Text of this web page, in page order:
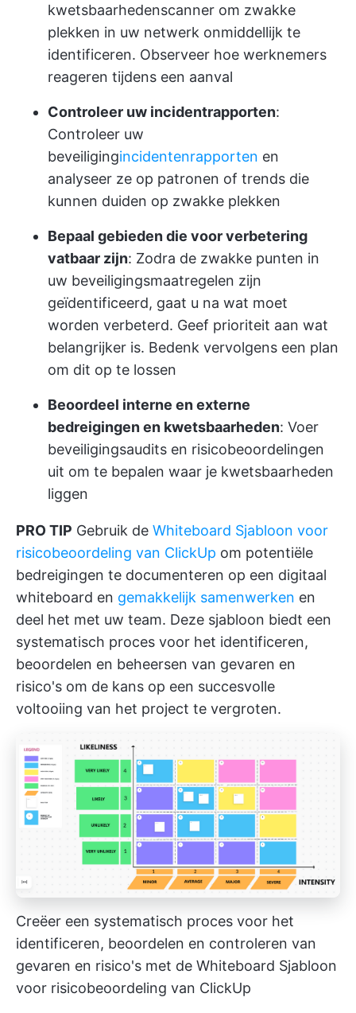
kwetsbaarhedenscanner om zwakke
plekken in uw netwerk onmiddellijk te
identificeren. Observeer hoe werknemers
reageren tijdens een aanval
Controleer uw incidentrapporten:
Controleer uw
beveiligingincidentenrapporten en
analyseer ze op patronen of trends die
kunnen duiden op zwakke plekken
Bepaal gebieden die voor verbetering
vatbaar zijn: Zodra de zwakke punten in
uw beveiligingsmaatregelen zijn
geïdentificeerd, gaat u na wat moet
worden verbeterd. Geef prioriteit aan wat
belangrijker is. Bedenk vervolgens een plan
om dit op te lossen
Beoordeel interne en externe
bedreigingen en kwetsbaarheden: Voer
beveiligingsaudits en risicobeoordelingen
uit om te bepalen waar je kwetsbaarheden
liggen
PRO TIP Gebruik de Whiteboard Sjabloon voor
risicobeoordeling van ClickUp om potentiële
bedreigingen te documenteren op een digitaal
whiteboard en gemakkelijk samenwerken en
deel het met uw team. Deze sjabloon biedt een
systematisch proces voor het identificeren,
beoordelen en beheersen van gevaren en
risico's om de kans op een succesvolle
voltooiing van het project te vergroten.
Creëer een systematisch proces voor het
identificeren, beoordelen en controleren van
gevaren en risico's met de Whiteboard Sjabloon
voor risicobeoordeling van ClickUp